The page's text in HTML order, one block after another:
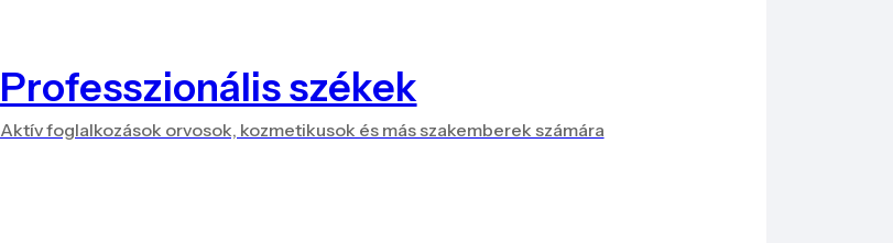
Professzionális székek
Aktív foglalkozások orvosok, kozmetikusok és más szakemberek számára